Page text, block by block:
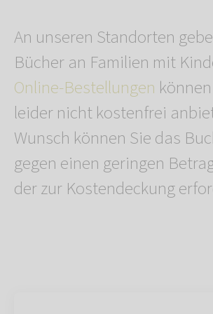
An unseren Standorten
Bücher an Familien mit
Online-Bestellungen
leider nicht kostenfrei
Wunsch können Sie das
gegen einen geringen
der zur Kostendeckung